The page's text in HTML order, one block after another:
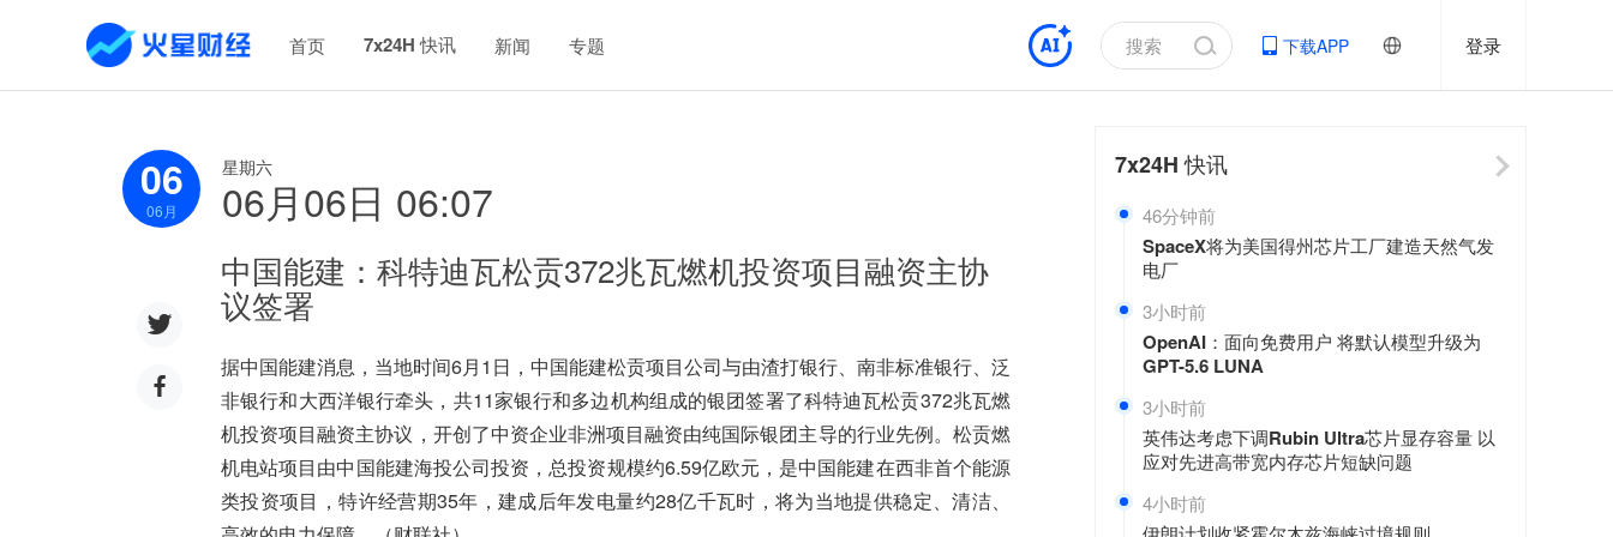
首页 7x24H 快讯 新闻 专题 下载APP 登录
06
06月
星期六
06月06日 06:07
中国能建：科特迪瓦松贡372兆瓦燃机投资项目融资主协
议签署
据中国能建消息，当地时间6月1日，中国能建松贡项目公司与由渣打银行、南非标准银行、泛
非银行和大西洋银行牵头，共11家银行和多边机构组成的银团签署了科特迪瓦松贡372兆瓦燃
机投资项目融资主协议，开创了中资企业非洲项目融资由纯国际银团主导的行业先例。松贡燃
机电站项目由中国能建海投公司投资，总投资规模约6.59亿欧元，是中国能建在西非首个能源
类投资项目，特许经营期35年，建成后年发电量约28亿千瓦时，将为当地提供稳定、清洁、
7x24H快讯
46分钟前
SpaceX将为美国得州芯片工厂建造天然气发
电厂
3小时前
OpenAI：面向免费用户 将默认模型升级为
GPT-5.6 LUNA
3小时前
英伟达考虑下调Rubin Ultra芯片显存容量 以
应对先进高带宽内存芯片短缺问题
4小时前